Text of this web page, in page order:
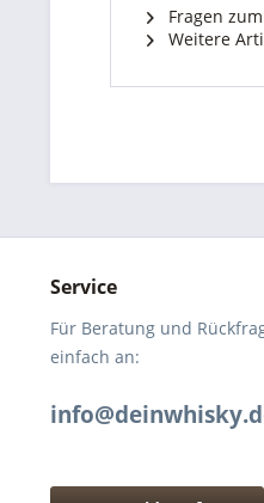
Fragen
Weitere
Service
Für Beratung und
einfach an: